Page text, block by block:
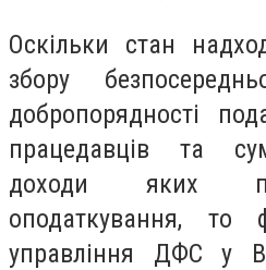
Оскільки стан
збору
добропорядності
працедавців та
доходи яких
оподаткування, то
управління ДФС у